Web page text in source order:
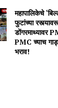
महापालिकेचे
फुटांच्या
डोंगरमाथ्यावर
PMC च्याच
भराव!